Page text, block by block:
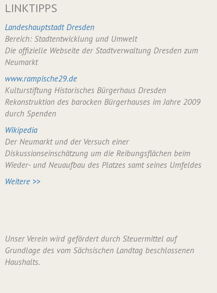
LINKTIPPS
Landeshauptstadt Dresden
Bereich: Stadtentwicklung und Umwelt
Die offizielle Webseite der Stadtverwaltung Dresden zum
Neumarkt
www.rampische29.de
Kulturstiftung Historisches Bürgerhaus Dresden
Rekonstruktion des barocken Bürgerhauses im Jahre 2009
durch Spenden
Wikipedia
Der Neumarkt und der Versuch einer
Diskussionseinschätzung um die Reibungsflächen beim
Wieder- und Neuaufbau des Platzes samt seines Umfeldes
Weitere >>
Unser Verein wird gefördert durch Steuermittel auf
Grundlage des vom Sächsischen Landtag beschlossenen
Haushalts.